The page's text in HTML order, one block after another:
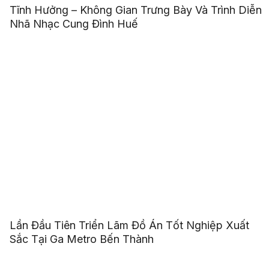
Tĩnh Hưởng – Không Gian Trưng Bày Và Trình Diễn
Nhã Nhạc Cung Đình Huế
Lần Đầu Tiên Triển Lãm Đồ Án Tốt Nghiệp Xuất
Sắc Tại Ga Metro Bến Thành